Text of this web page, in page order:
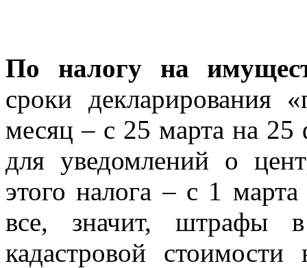
По налогу на
сроки декларирования
месяц – с 25 марта на 25
для уведомлений о
этого налога – с 1
все, значит, штрафы
кадастровой